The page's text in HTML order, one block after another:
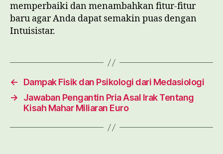
memperbaiki dan menambahkan fitur-fitur
baru agar Anda dapat semakin puas dengan
Intuisistar.
←
Dampak Fisik dan Psikologi dari Medasiologi
→
Jawaban Pengantin Pria Asal Irak Tentang
Kisah Mahar Miliaran Euro